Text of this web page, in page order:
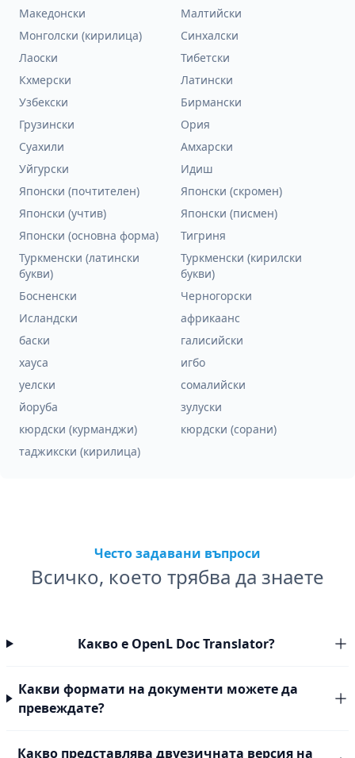
Македонски
Малтийски
Монголски (кирилица)
Синхалски
Лаоски
Тибетски
Кхмерски
Латински
Узбекски
Бирмански
Грузински
Ория
Суахили
Амхарски
Уйгурски
Идиш
Японски (почтителен)
Японски (скромен)
Японски (учтив)
Японски (писмен)
Японски (основна форма)
Тигриня
Туркменски (латински
букви)
Туркменски (кирилски
букви)
Босненски
Черногорски
Исландски
африкаанс
баски
галисийски
хауса
игбо
уелски
сомалийски
йоруба
зулуски
кюрдски (курманджи)
кюрдски (сорани)
таджикски (кирилица)
Често задавани въпроси
Всичко, което трябва да знаете
Какво е OpenL Doc Translator?
Какви формати на документи можете да
превеждате?
Какво представлява двуезичната версия на